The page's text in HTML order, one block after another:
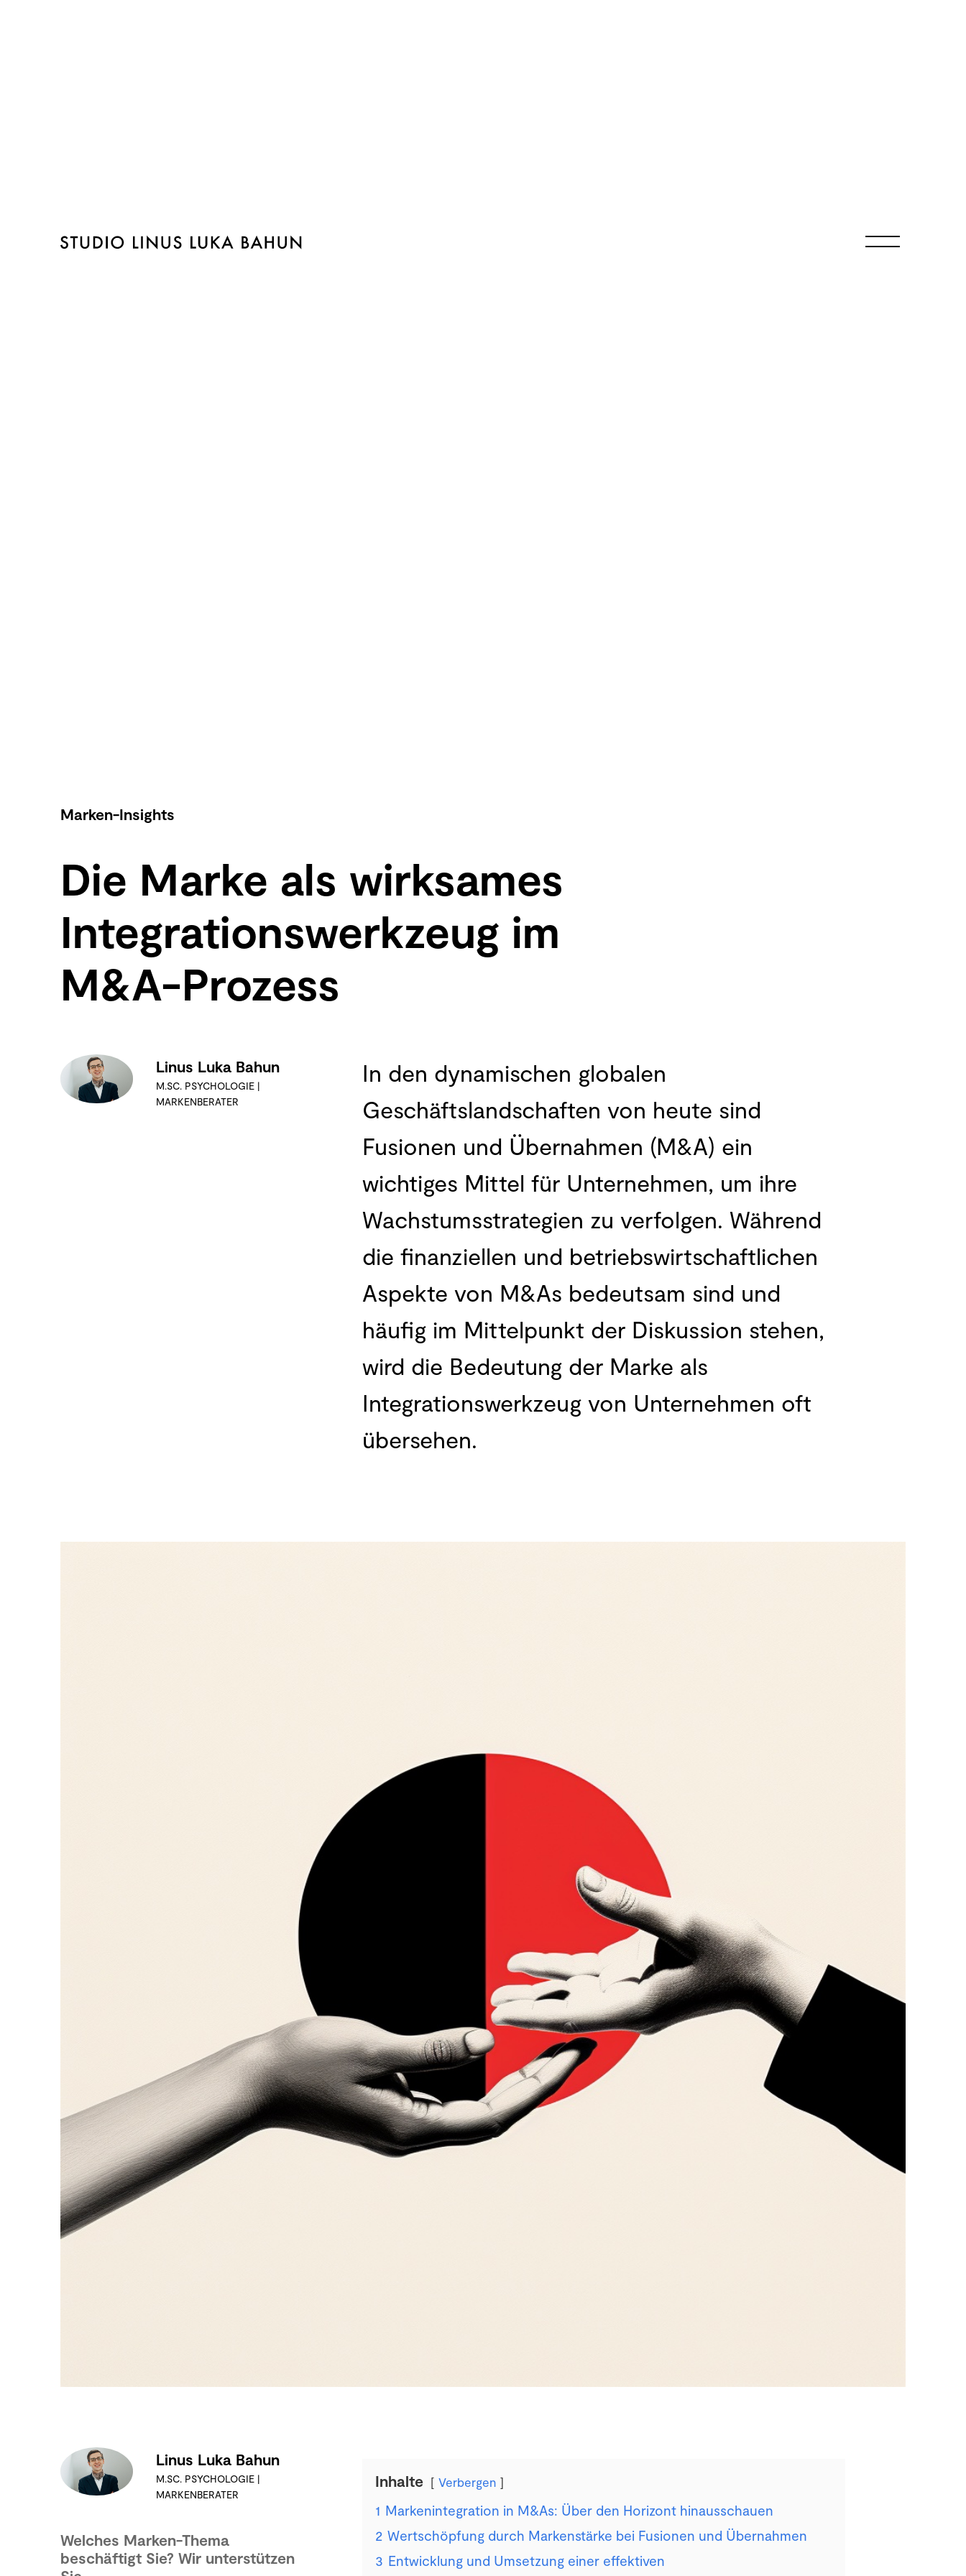
Marken-Insights
Die Marke als wirksames
Integrationswerkzeug im
M&A-Prozess
Linus Luka Bahun
M.SC. PSYCHOLOGIE |
MARKENBERATER
In den dynamischen globalen
Geschäftslandschaften von heute sind
Fusionen und Übernahmen (M&A) ein
wichtiges Mittel für Unternehmen, um ihre
Wachstumsstrategien zu verfolgen. Während
die finanziellen und betriebswirtschaftlichen
Aspekte von M&As bedeutsam sind und
häufig im Mittelpunkt der Diskussion stehen,
wird die Bedeutung der Marke als
Integrationswerkzeug von Unternehmen oft
übersehen.
Inhalte Verbergen
1 Markenintegration in M&As: Über den Horizont hinausschauen
2 Wertschöpfung durch Markenstärke bei Fusionen und Übernahmen
3 Entwicklung und Umsetzung einer effektiven
Linus Luka Bahun
M.SC. PSYCHOLOGIE |
MARKENBERATER
Welches Marken-Thema
beschäftigt Sie? Wir unterstützen